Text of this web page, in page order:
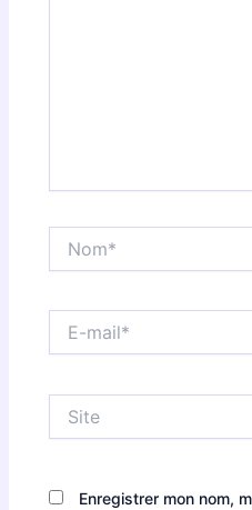
mail*
Enregistrer mon nom,